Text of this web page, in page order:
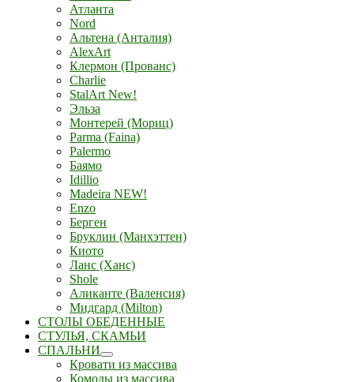
Атланта
Nord
Альтена (Анталия)
AlexArt
Клермон (Прованс)
Charlie
StalArt New!
Эльза
Монтерей (Мориц)
Parma (Faina)
Palermo
Баямо
Idillio
Madeira NEW!
Enzo
Берген
Бруклин (Манхэттен)
Киото
Ланс (Ханс)
Shole
Аликанте (Валенсия)
Мидгард (Milton)
СТОЛЫ ОБЕДЕННЫЕ
СТУЛЬЯ, СКАМЬИ
СПАЛЬНИ
Кровати из массива
Комоды из массива